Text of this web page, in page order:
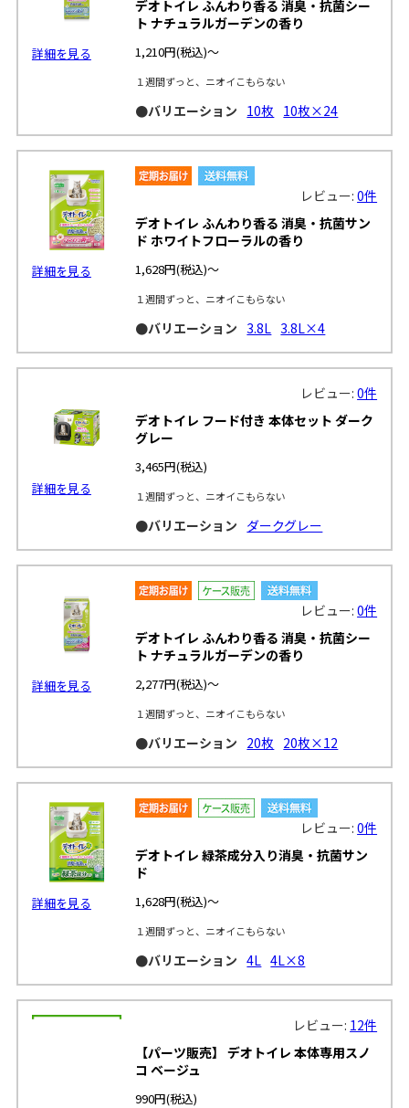
詳細を見る
デオトイレ ふんわり香る 消臭・抗菌シー
ト ナチュラルガーデンの香り
1,210円(税込)～
１週間ずっと、ニオイこもらない
●バリエーション 10枚 10枚×24
詳細を見る
レビュー:0件
デオトイレ ふんわり香る 消臭・抗菌サン
ド ホワイトフローラルの香り
1,628円(税込)～
１週間ずっと、ニオイこもらない
●バリエーション 3.8L 3.8L×4
詳細を見る
レビュー:0件
デオトイレ フード付き 本体セット ダーク
グレー
3,465円(税込)
１週間ずっと、ニオイこもらない
●バリエーション ダークグレー
詳細を見る
レビュー:0件
デオトイレ ふんわり香る 消臭・抗菌シー
ト ナチュラルガーデンの香り
2,277円(税込)～
１週間ずっと、ニオイこもらない
●バリエーション 20枚 20枚×12
詳細を見る
レビュー:0件
デオトイレ 緑茶成分入り消臭・抗菌サン
ド
1,628円(税込)～
１週間ずっと、ニオイこもらない
●バリエーション 4L 4L×8
レビュー: 12件
【パーツ販売】 デオトイレ 本体専用スノ
コ ベージュ
990円(税込)